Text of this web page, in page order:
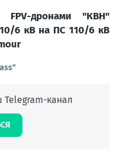
FPV-дронами "КВН"
6 кВ на ПС 110/6 кВ
канал